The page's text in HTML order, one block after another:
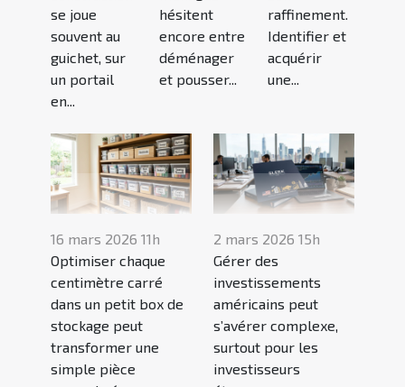
se joue
souvent au
guichet, sur
un portail
en...
hésitent
encore entre
déménager
et pousser...
raffinement.
Identifier et
acquérir
une...
16 mars 2026 11h
Optimiser chaque
centimètre carré
dans un petit box de
stockage peut
transformer une
simple pièce
2 mars 2026 15h
Gérer des
investissements
américains peut
s’avérer complexe,
surtout pour les
investisseurs